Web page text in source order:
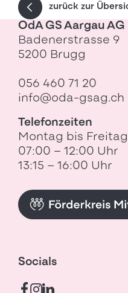
zurück zur
OdA GS Aargau AG
Badenerstrasse 9
5200 Brugg
056 460 71 20
info@oda-gsag.ch
Telefonzeiten
Montag bis Freitag
07:00 – 12:00 Uhr
13:15 – 16:00 Uhr
Socials